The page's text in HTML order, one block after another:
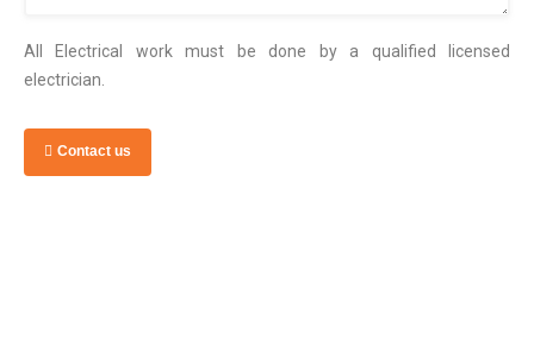
All Electrical work must be done by a qualified licensed
electrician.
Contact us